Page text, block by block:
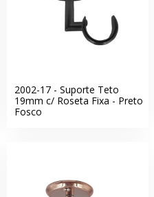
2002-17 - Suporte Teto
19mm c/ Roseta Fixa - Preto
Fosco